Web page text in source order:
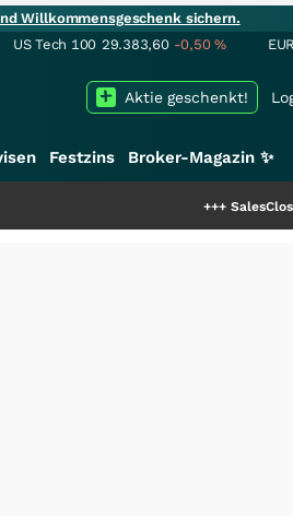
Willkommensgeschenk sichern.
US Tech 100 29.383,60 -0,50%
Aktie geschenkt!
Festzins Broker-Magazin ✨
SalesCloser